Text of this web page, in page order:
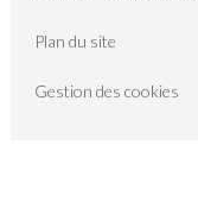
Plan du site
Gestion des cookies